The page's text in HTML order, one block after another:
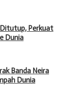
Ditutup, Perkuat
Dunia
Banda Neira
Dunia